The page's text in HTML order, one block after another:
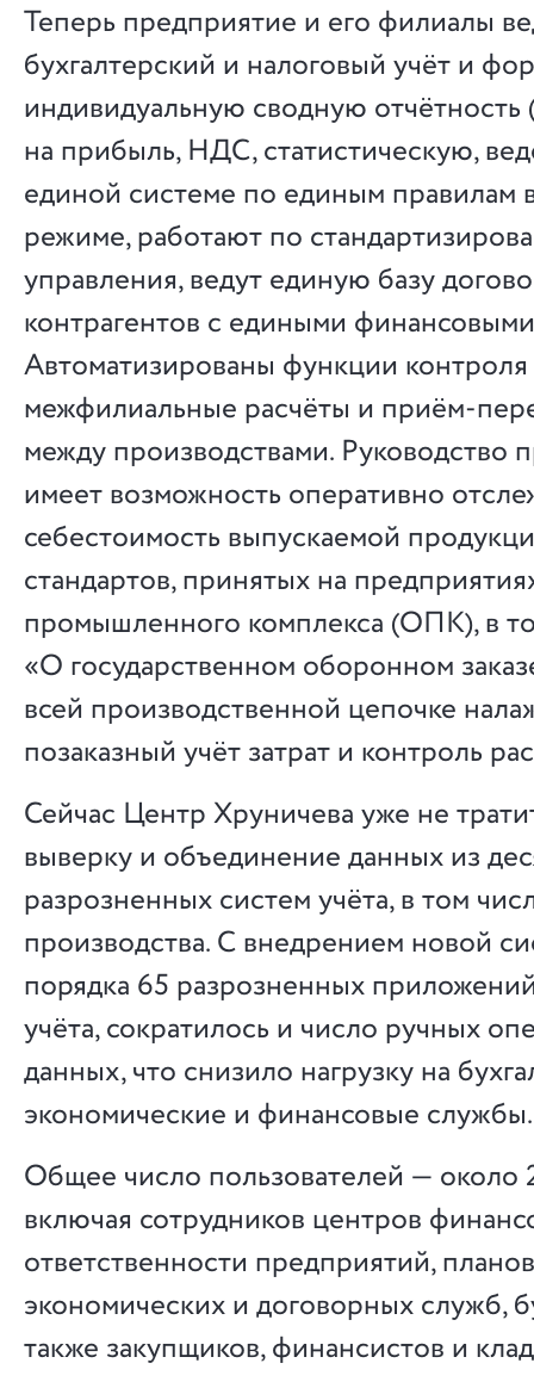
Теперь предприятие и его филиалы
бухгалтерский и налоговый учёт и
индивидуальную сводную
на прибыль, НДС, статистическую,
единой системе по единым правилам
режиме, работают по
управления, ведут единую базу
контрагентов с едиными
Автоматизированы функции
межфилиальные расчёты и приём-
между производствами. Руководство
имеет возможность оперативно
себестоимость выпускаемой
стандартов, принятых на
промышленного комплекса (ОПК), в
«О государственном оборонном
всей производственной цепочке
позаказный учёт затрат и контроль
Сейчас Центр Хруничева уже не
выверку и объединение данных из
разрозненных систем учёта, в том
производства. С внедрением новой
порядка 65 разрозненных
учёта, сократилось и число ручных
данных, что снизило нагрузку на
экономические и финансовые службы.
Общее число пользователей — около
включая сотрудников центров
ответственности предприятий,
экономических и договорных служб,
также закупщиков, финансистов и